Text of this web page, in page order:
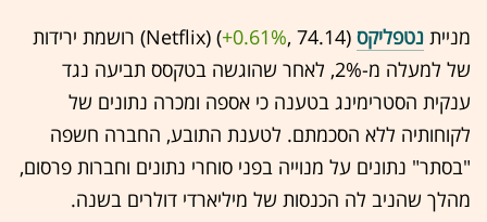
מניית נטפליקס (74.14 ,‎
+0.61%
‏) (Netflix) רושמת ירידות
של למעלה מ-2%, לאחר שהוגשה בטקסס תביעה נגד
ענקית הסטרימינג בטענה כי אספה ומכרה נתונים של
לקוחותיה ללא הסכמתם. לטענת התובע, החברה חשפה
"בסתר" נתונים על מנוייה בפני סוחרי נתונים וחברות פרסום,
מהלך שהניב לה הכנסות של מיליארדי דולרים בשנה.